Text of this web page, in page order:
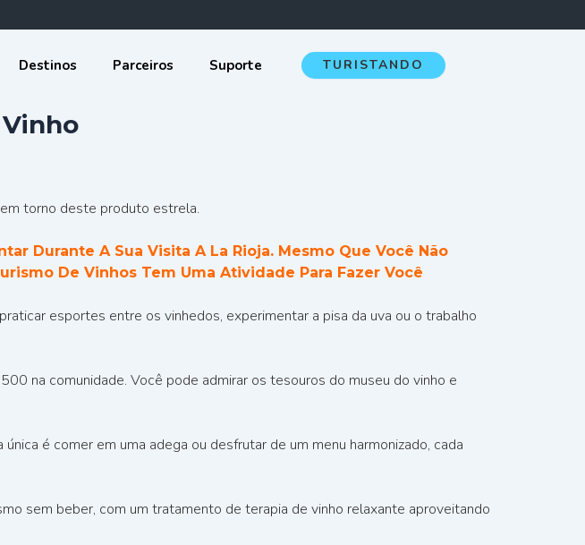
Destinos Parceiros Suporte TURISTANDO
Vinho
torno deste produto estrela.
Durante A Sua Visita A La Rioja. Mesmo Que Você Não
De Vinhos Tem Uma Atividade Para Fazer Você
esportes entre os vinhedos, experimentar a pisa da uva ou o trabalho
na comunidade. Você pode admirar os tesouros do museu do vinho e
é comer em uma adega ou desfrutar de um menu harmonizado, cada
sem beber, com um tratamento de terapia de vinho relaxante aproveitando